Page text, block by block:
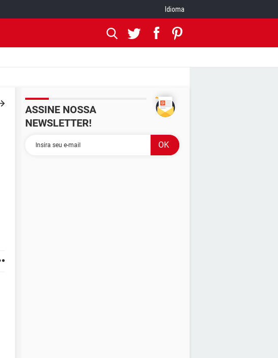
Idioma
ASSINE NOSSA
NEWSLETTER!